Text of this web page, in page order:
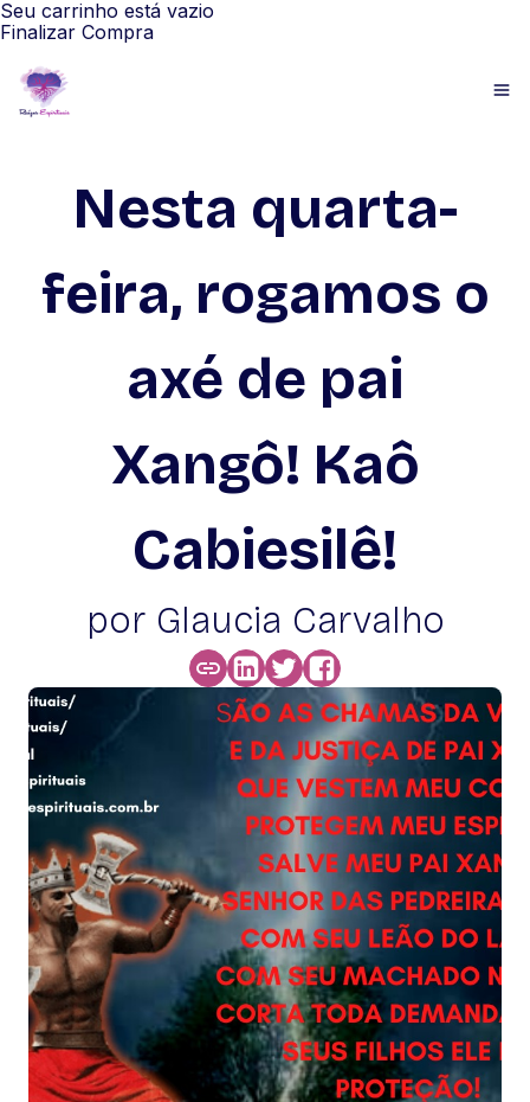
Seu carrinho está vazio
Finalizar Compra
Nesta quarta-
feira, rogamos o
axé de pai
Xangô! Kaô
Cabiesilê!
por Glaucia Carvalho